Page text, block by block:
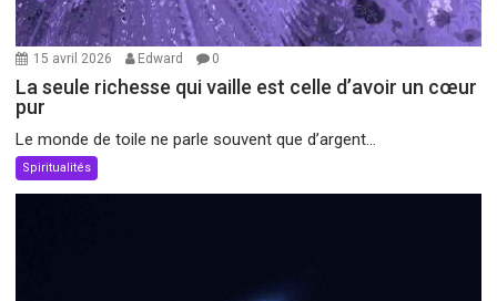
15 avril 2026 Edward 0
La seule richesse qui vaille est celle d’avoir un cœur
pur
Le monde de toile ne parle souvent que d’argent...
Spiritualités